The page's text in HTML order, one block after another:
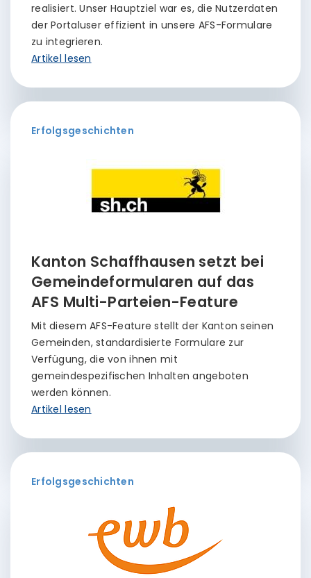
realisiert. Unser Hauptziel war es, die Nutzerdaten
der Portaluser effizient in unsere AFS-Formulare
zu integrieren.
Artikel lesen
Erfolgsgeschichten
Kanton Schaffhausen setzt bei
Gemeindeformularen auf das
AFS Multi-Parteien-Feature
Mit diesem AFS-Feature stellt der Kanton seinen
Gemeinden, standardisierte Formulare zur
Verfügung, die von ihnen mit
gemeindespezifischen Inhalten angeboten
werden können.
Artikel lesen
Erfolgsgeschichten